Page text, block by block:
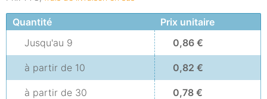
Quantité
Prix unitaire
Jusqu'au 9 0,86 €
à partir de 10 0,82 €
à partir de 30 0,78 €